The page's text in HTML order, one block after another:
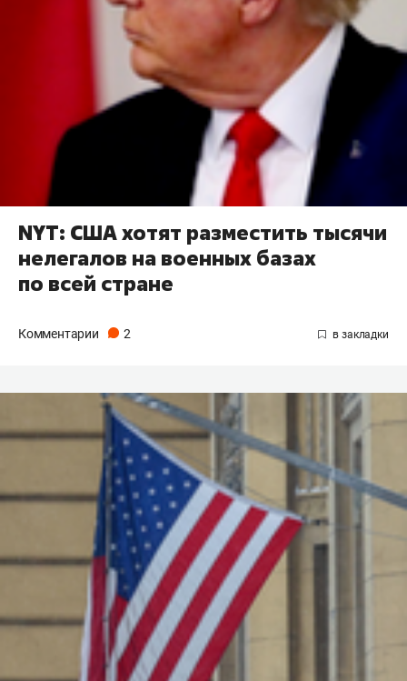
NYT: США хотят разместить тысячи
нелегалов на военных базах
по всей стране
Комментарии 2